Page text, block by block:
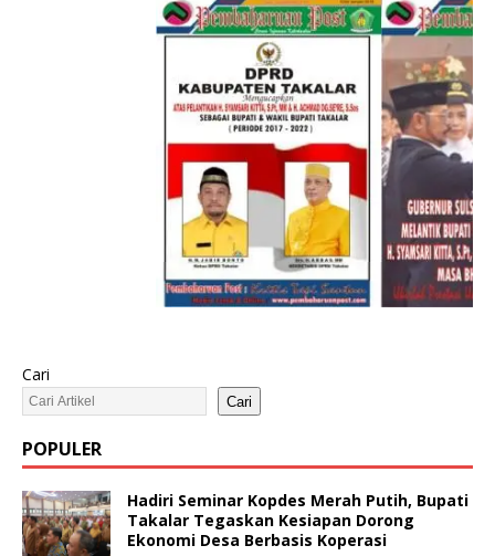
Cari
Cari
POPULER
Hadiri Seminar Kopdes Merah Putih, Bupati
Takalar Tegaskan Kesiapan Dorong
Ekonomi Desa Berbasis Koperasi